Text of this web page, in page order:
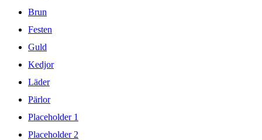
Brun
Festen
Guld
Kedjor
Läder
Pärlor
Placeholder 1
Placeholder 2